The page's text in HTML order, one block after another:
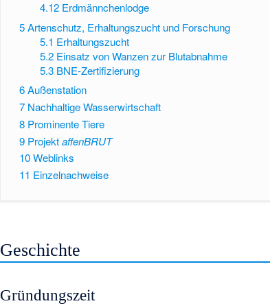
4.12 Erdmännchenlodge
5Artenschutz, Erhaltungszucht und Forschung
5.1 Erhaltungszucht
5.2 Einsatz von Wanzen zur Blutabnahme
5.3 BNE-Zertifizierung
6Außenstation
7 Nachhaltige Wasserwirtschaft
8 Prominente Tiere
9 ProjektaffenBRUT
10Weblinks
11 Einzelnachweise
Geschichte
Gründungszeit